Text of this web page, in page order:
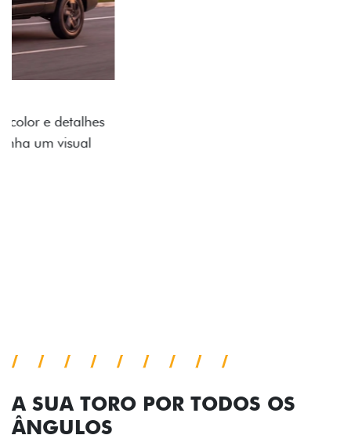
Os adesivos aplicados no capô e nas laterais
reforçam a identidade única dessa edição para lá de
ÂNGULOS